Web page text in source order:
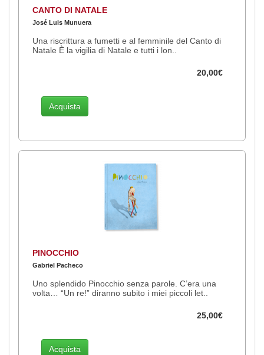
CANTO DI NATALE
José Luis Munuera
Una riscrittura a fumetti e al femminile del Canto di
Natale È la vigilia di Natale e tutti i lon..
20,00€
Acquista
PINOCCHIO
Gabriel Pacheco
Uno splendido Pinocchio senza parole. C’era una
volta… “Un re!” diranno subito i miei piccoli let..
25,00€
Acquista